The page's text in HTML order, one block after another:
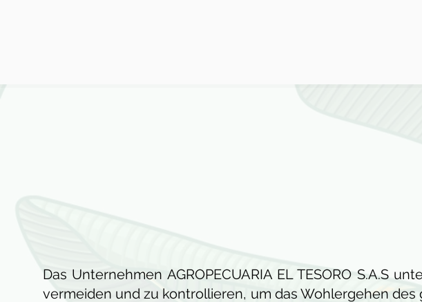
Das Unternehmen AGROPECUARIA EL TESORO S.A.S
vermeiden und zu kontrollieren, um das Wohlergehen